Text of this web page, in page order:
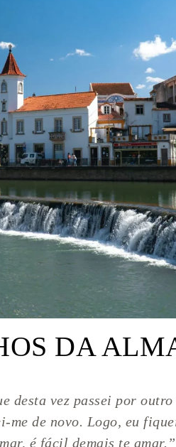
DA
desta vez passei por
me de novo. Logo, eu
é fácil demais te amar.”